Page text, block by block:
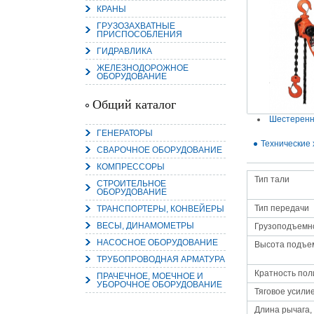
КРАНЫ
ГРУЗОЗАХВАТНЫЕ
ПРИСПОСОБЛЕНИЯ
ГИДРАВЛИКА
ЖЕЛЕЗНОДОРОЖНОЕ
ОБОРУДОВАНИЕ
Общий каталог
ГЕНЕРАТОРЫ
СВАРОЧНОЕ ОБОРУДОВАНИЕ
КОМПРЕССОРЫ
СТРОИТЕЛЬНОЕ
ОБОРУДОВАНИЕ
ТРАНСПОРТЕРЫ, КОНВЕЙЕРЫ
ВЕСЫ, ДИНАМОМЕТРЫ
НАСОСНОЕ ОБОРУДОВАНИЕ
ТРУБОПРОВОДНАЯ АРМАТУРА
ПРАЧЕЧНОЕ, МОЕЧНОЕ И
УБОРОЧНОЕ ОБОРУДОВАНИЕ
Технические
Тип тали
Тип передачи
Высота
Кратность
Тяговое
Длина